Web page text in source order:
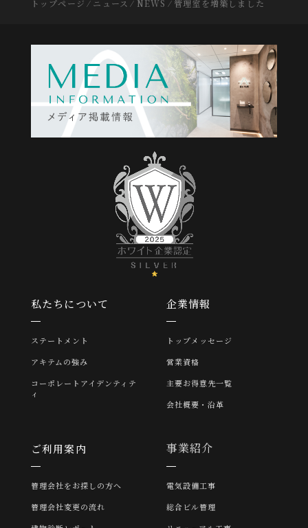
トップページ ⁄ ニュース ⁄ NEWS ⁄ 管理室を増築しました
私たちについて
ステートメント
アキテムの強み
コーポレートアイデンティテ
ィ
企業情報
トップメッセージ
営業資格
主要お得意先一覧
会社概要・沿革
ご利用案内
管理会社をお探しの方へ
管理会社変更の流れ
事業紹介
電気設備工事
総合ビル管理